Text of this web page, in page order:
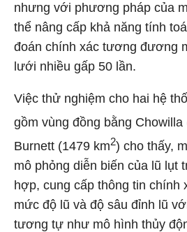
nhưng với phương pháp của
thể nâng cấp khả năng tính
đoán chính xác tương đương
lưới nhiều gấp 50 lần.
Việc thử nghiệm cho hai hệ
gồm vùng đồng bằng Chowilla
Burnett (1479 km2) cho thấy,
mô phỏng diễn biến của lũ lụt
hợp, cung cấp thông tin chính
mức độ lũ và độ sâu đỉnh lũ
tương tự như mô hình thủy